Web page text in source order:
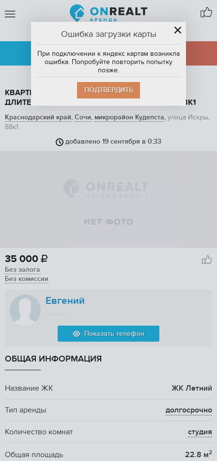
СОЧИ
АРЕНДА
ПРОДАЖА
КВАРТИРА СТУДИЯ, 22.8 М2, В АРЕНДУ НА
ДЛИТЕЛЬНЫЙ СРОК В СОЧИ, УЛИЦА ИСКРЫ, 88К1
Краснодарский край, Сочи, микрорайон Кудепста, улица Искры,
88к1
добавлено 19 сентября в 0:33
35 000 
Без залога
Без комиссии
Евгений
Показать телефон
ОБЩАЯ ИНФОРМАЦИЯ
Название ЖК ЖК Летний
Тип аренды долгосрочно
Количество комнат студия
Общая площадь 22.8 м2
Ошибка загрузки карты
При подключении к яндекс картам возникла
ошибка. Попробуйте повторить попытку
позже.
ПОДТВЕРДИТЬ